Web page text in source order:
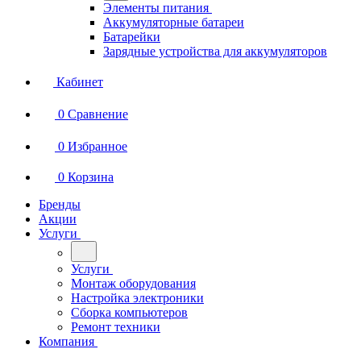
Элементы питания
Аккумуляторные батареи
Батарейки
Зарядные устройства для аккумуляторов
Кабинет
0 Сравнение
0 Избранное
0 Корзина
Бренды
Акции
Услуги
Услуги
Монтаж оборудования
Настройка электроники
Сборка компьютеров
Ремонт техники
Компания